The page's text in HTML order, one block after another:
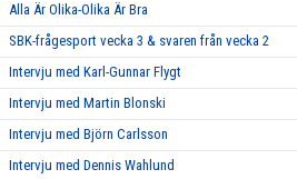
Alla Är Olika-Olika Är Bra
SBK-frågesport vecka 3 & svaren från vecka 2
Intervju med Karl-Gunnar Flygt
Intervju med Martin Blonski
Intervju med Björn Carlsson
Intervju med Dennis Wahlund